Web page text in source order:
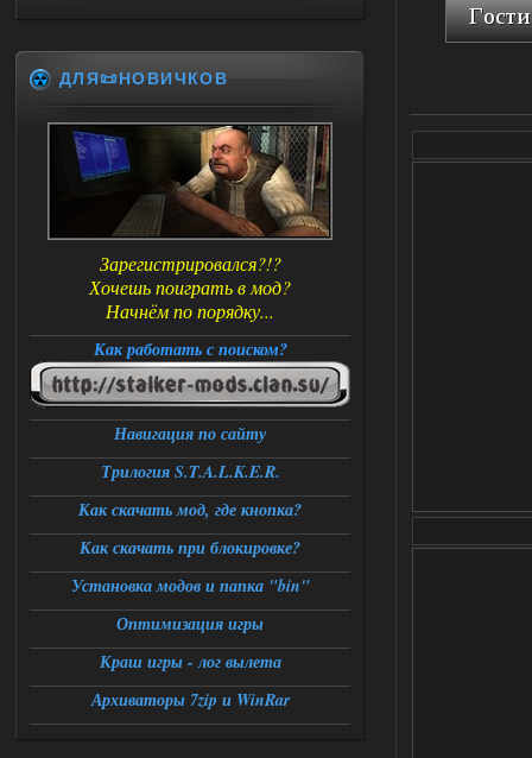
ДЛЯ📜НОВИЧКОВ
Зарегистрировался?!?
Хочешь поиграть в мод?
Начнём по порядку...
Как работать с поиском?
Навигация по сайту
Трилогия S.T.A.L.K.E.R.
Как скачать мод, где кнопка?
Как скачать при блокировке?
Установка модов и папка "bin"
Оптимизация игры
Краш игры - лог вылета
Архиваторы 7zip и WinRar